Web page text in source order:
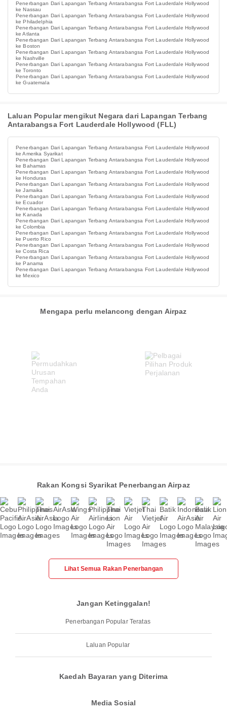
Penerbangan Dari Lapangan Terbang Antarabangsa Fort Lauderdale Hollywood
ke Nassau
Penerbangan Dari Lapangan Terbang Antarabangsa Fort Lauderdale Hollywood
ke Philadelphia
Penerbangan Dari Lapangan Terbang Antarabangsa Fort Lauderdale Hollywood
ke Atlanta
Penerbangan Dari Lapangan Terbang Antarabangsa Fort Lauderdale Hollywood
ke Boston
Penerbangan Dari Lapangan Terbang Antarabangsa Fort Lauderdale Hollywood
ke Nashville
Penerbangan Dari Lapangan Terbang Antarabangsa Fort Lauderdale Hollywood
ke Toronto
Penerbangan Dari Lapangan Terbang Antarabangsa Fort Lauderdale Hollywood
ke Guatemala
Laluan Popular mengikut Negara dari Lapangan Terbang
Antarabangsa Fort Lauderdale Hollywood (FLL)
Penerbangan Dari Lapangan Terbang Antarabangsa Fort Lauderdale Hollywood
ke Amerika Syarikat
Penerbangan Dari Lapangan Terbang Antarabangsa Fort Lauderdale Hollywood
ke Bahamas
Penerbangan Dari Lapangan Terbang Antarabangsa Fort Lauderdale Hollywood
ke Honduras
Penerbangan Dari Lapangan Terbang Antarabangsa Fort Lauderdale Hollywood
ke Jamaika
Penerbangan Dari Lapangan Terbang Antarabangsa Fort Lauderdale Hollywood
ke Ecuador
Penerbangan Dari Lapangan Terbang Antarabangsa Fort Lauderdale Hollywood
ke Kanada
Penerbangan Dari Lapangan Terbang Antarabangsa Fort Lauderdale Hollywood
ke Colombia
Penerbangan Dari Lapangan Terbang Antarabangsa Fort Lauderdale Hollywood
ke Puerto Rico
Penerbangan Dari Lapangan Terbang Antarabangsa Fort Lauderdale Hollywood
ke Costa Rica
Penerbangan Dari Lapangan Terbang Antarabangsa Fort Lauderdale Hollywood
ke Panama
Penerbangan Dari Lapangan Terbang Antarabangsa Fort Lauderdale Hollywood
ke Mexico
Mengapa perlu melancong dengan Airpaz
Rakan Kongsi Syarikat Penerbangan Airpaz
Lihat Semua Rakan Penerbangan
Jangan Ketinggalan!
Penerbangan Popular Teratas
Laluan Popular
Kaedah Bayaran yang Diterima
Media Sosial